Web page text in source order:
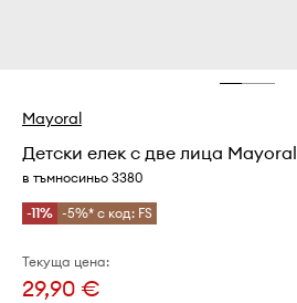
Mayoral
Детски елек с две лица Mayoral
в тъмносиньо 3380
-11% -5%* с код: FS
Текуща цена:
29,90 €